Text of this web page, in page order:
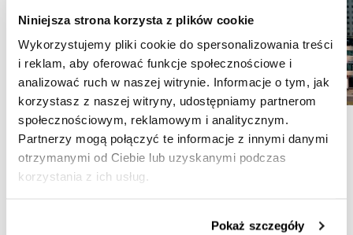
Niniejsza strona korzysta z plików cookie
Wykorzystujemy pliki cookie do spersonalizowania treści
i reklam, aby oferować funkcje społecznościowe i
analizować ruch w naszej witrynie. Informacje o tym, jak
korzystasz z naszej witryny, udostępniamy partnerom
społecznościowym, reklamowym i analitycznym.
Partnerzy mogą połączyć te informacje z innymi danymi
otrzymanymi od Ciebie lub uzyskanymi podczas
korzystania z ich usług.
Pokaż szczegóły